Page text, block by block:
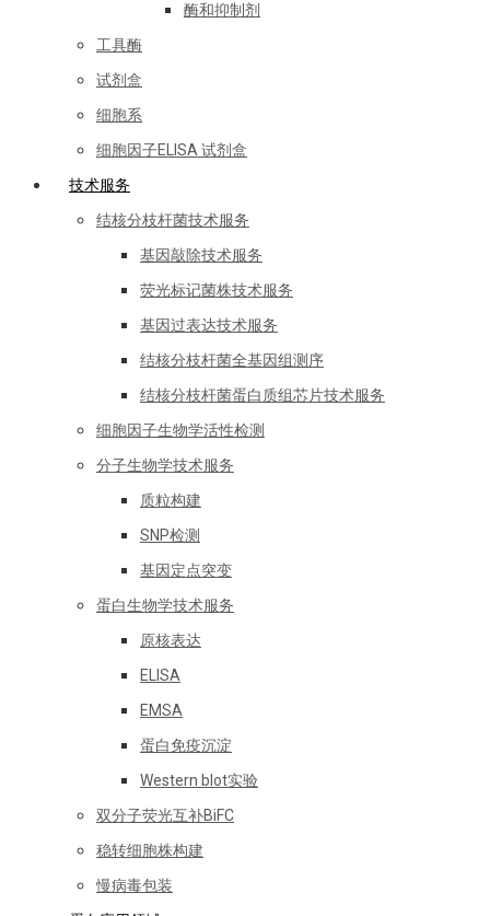
酶和抑制剂
工具酶
试剂盒
细胞系
细胞因子ELISA 试剂盒
技术服务
结核分枝杆菌技术服务
基因敲除技术服务
荧光标记菌株技术服务
基因过表达技术服务
结核分枝杆菌全基因组测序
结核分枝杆菌蛋白质组芯片技术服务
细胞因子生物学活性检测
分子生物学技术服务
质粒构建
SNP检测
基因定点突变
蛋白生物学技术服务
原核表达
ELISA
EMSA
蛋白免疫沉淀
Western blot实验
双分子荧光互补BiFC
稳转细胞株构建
慢病毒包装